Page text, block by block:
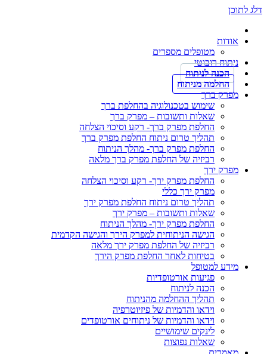
דלג לתוכן
אודות
מטופלים מספרים
ניתוח רובוטי
הכנה לניתוח
החלמה מניתוח
מפרק ברך
שימוש בטכנולוגיה בהחלפת ברך
שאלות ותשובות – מפרק ברך
החלפת מפרק ברך- רקע וסיכוי הצלחה
תהליך טרום ניתוח החלפת מפרק ברך
החלפת מפרק ברך- מהלך הניתוח
רביזיה של החלפת מפרק ברך מלאה
מפרק ירך
החלפת מפרק ירך- רקע וסיכוי הצלחה
מפרק ירך כללי
תהליך טרום ניתוח החלפת מפרק ירך
שאלות ותשובות – מפרק ירך
החלפת מפרק ירך- מהלך הניתוח
הגישה הניתוחית למפרק הירך והגישה הקדמית
רביזיה של החלפת מפרק ירך מלאה
בטיחות לאחר החלפת מפרק הירך
מידע למטופל
פגיעות אורטופדיות
הכנה לניתוח
תהליך ההחלמה מהניתוח
וידאו והדמיות של פיזיוטרפיה
וידאו והדמיות של ניתוחים אורטופדים
לינקים שימושיים
שאלות נפוצות